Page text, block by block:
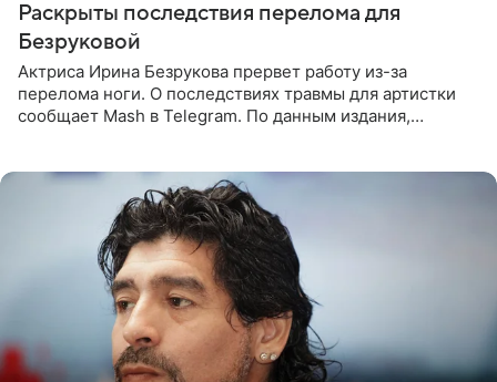
Раскрыты последствия перелома для
Безруковой
Актриса Ирина Безрукова прервет работу из-за
перелома ноги. О последствиях травмы для артистки
сообщает Mash в Telegram. По данным издания,